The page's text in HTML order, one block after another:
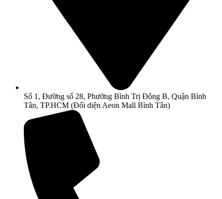
Số 1, Đường số 28, Phường Bình Trị Đông B, Quận Bình
Tân, TP.HCM (Đối diện Aeon Mall Bình Tân)